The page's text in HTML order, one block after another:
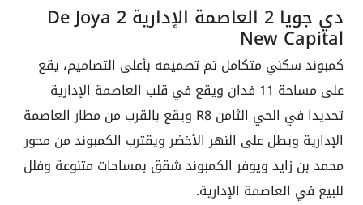
دي جويا 2 العاصمة الإدارية De Joya 2
New Capital
كمبوند سكني متكامل تم تصميمه بأعلى التصاميم، يقع
على مساحة 11 فدان ويقع في قلب العاصمة الإدارية
تحديدا في الحي الثامن R8 ويقع بالقرب من مطار العاصمة
الإدارية ويطل على النهر الأخضر ويقترب الكمبوند من محور
محمد بن زايد ويوفر الكمبوند شقق بمساحات متنوعة وفلل
للبيع في العاصمة الإدارية.